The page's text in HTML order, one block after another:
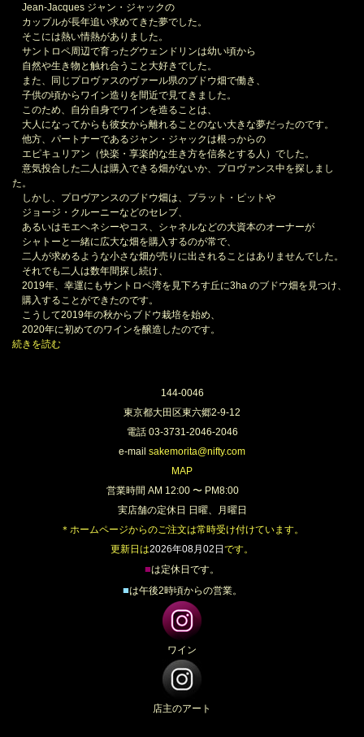
Jean-Jacques ジャン・ジャックの
カップルが⾧年追い求めてきた夢でした。
そこには熱い情熱がありました。
サントロペ周辺で育ったグウェンドリンは幼い頃から
自然や生き物と触れ合うこと大好きでした。
また、同じプロヴァスのヴァール県のブドウ畑で働き、
子供の頃からワイン造りを間近で見てきました。
このため、自分自身でワインを造ることは、
大人になってからも彼女から離れることのない大きな夢だったのです。
他方、パートナーであるジャン・ジャックは根っからの
エピキュリアン（快楽・享楽的な生き方を信条とする人）でした。
意気投合した二人は購入できる畑がないか、プロヴァンス中を探しまし
た。
しかし、プロヴアンスのブドウ畑は、ブラット・ピットや
ジョージ・クルーニーなどのセレブ、
あるいはモエヘネシーやコス、シャネルなどの大資本のオーナーが
シャトーと一緒に広大な畑を購入するのが常で、
二人が求めるような小さな畑が売りに出されることはありませんでした。
それでも二人は数年間探し続け、
2019年、幸運にもサントロペ湾を見下ろす丘に3ha のブドウ畑を見つけ、
購入することができたのです。
こうして2019年の秋からブドウ栽培を始め、
2020年に初めてのワインを醸造したのです。
続きを読む
144-0046
東京都大田区東六郷2-9-12
電話 03-3731-2046-2046
e-mail sakemorita@nifty.com
MAP
営業時間 AM 12:00 〜 PM8:00
実店舗の定休日 日曜、月曜日
＊ホームページからのご注文は常時受け付けています。
更新日は2026年08月02日です。
■は定休日です。
■は午後2時頃からの営業。
ワイン
店主のアート